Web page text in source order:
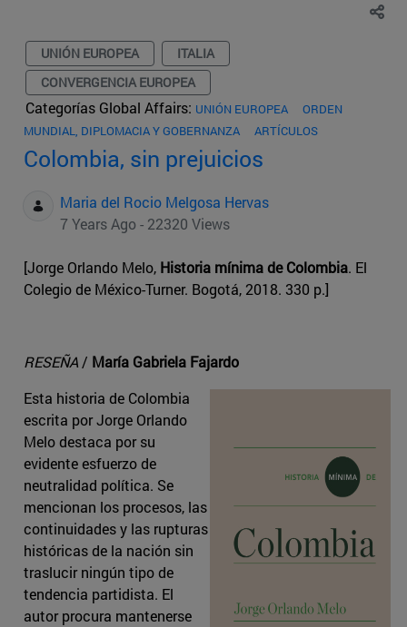
UNIÓN EUROPEA
ITALIA
CONVERGENCIA EUROPEA
Categorías Global Affairs: UNIÓN EUROPEA
ORDEN
MUNDIAL, DIPLOMACIA Y GOBERNANZA
ARTÍCULOS
Colombia, sin prejuicios
Maria del Rocio Melgosa Hervas
7 Years Ago - 22320 Views
[Jorge Orlando Melo, Historia mínima de Colombia. El
Colegio de México-Turner. Bogotá, 2018. 330 p.]
RESEÑA / María Gabriela Fajardo
Esta historia de Colombia
escrita por Jorge Orlando
Melo destaca por su
evidente esfuerzo de
neutralidad política. Se
mencionan los procesos, las
continuidades y las rupturas
históricas de la nación sin
traslucir ningún tipo de
tendencia partidista. El
autor procura mantenerse